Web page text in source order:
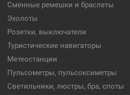
Сменные ремешки и браслеты
Эхолоты
Розетки, выключатели
Туристические навигаторы
Метеостанции
Пульсометры, пульсоксиметры
Светильники, люстры, бра, споты